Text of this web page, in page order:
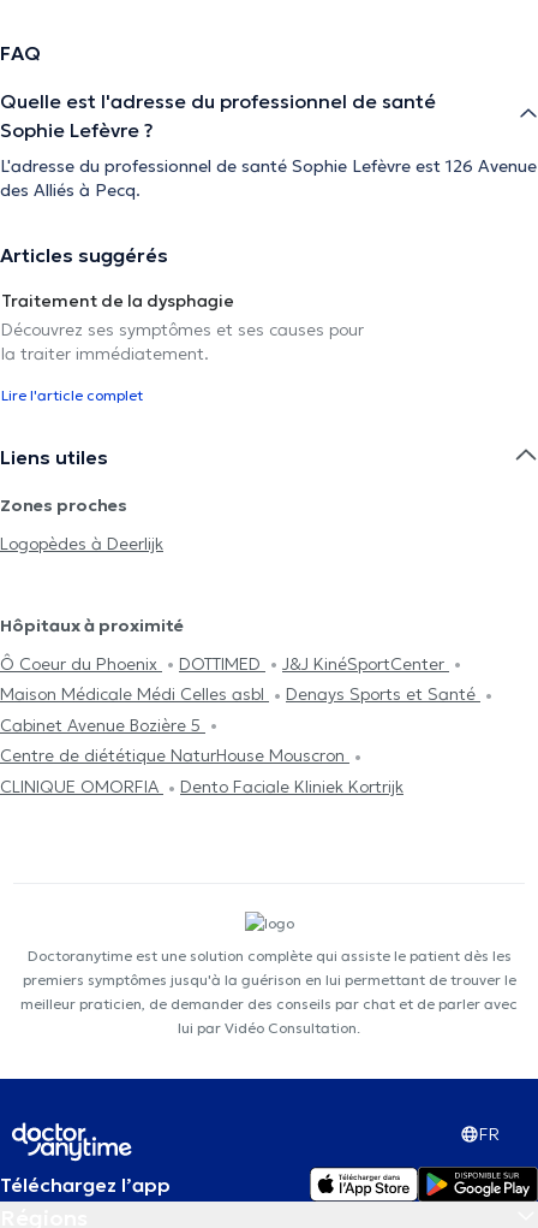
FAQ
Quelle est l'adresse du professionnel de santé
Sophie Lefèvre ?
L'adresse du professionnel de santé Sophie Lefèvre est 126 Avenue
des Alliés à Pecq.
Articles suggérés
Traitement de la dysphagie
Découvrez ses symptômes et ses causes pour
la traiter immédiatement.
Lire l'article complet
Liens utiles
Zones proches
Logopèdes à Deerlijk
Hôpitaux à proximité
Ô Coeur du Phoenix
DOTTIMED
J&J KinéSportCenter
Maison Médicale Médi Celles asbl
Denays Sports et Santé
Cabinet Avenue Bozière 5
Centre de diététique NaturHouse Mouscron
CLINIQUE OMORFIA
Dento Faciale Kliniek Kortrijk
Doctoranytime est une solution complète qui assiste le patient dès les
premiers symptômes jusqu'à la guérison en lui permettant de trouver le
meilleur praticien, de demander des conseils par chat et de parler avec
lui par Vidéo Consultation.
FR
Téléchargez l’app